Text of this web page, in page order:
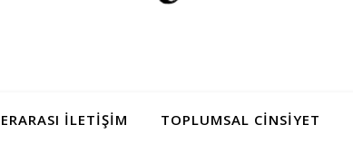
İLETIŞIM TOPLUMSAL CINSIYET